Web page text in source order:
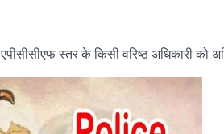
स्तर के किसी वरिष्ठ अधिकारी को